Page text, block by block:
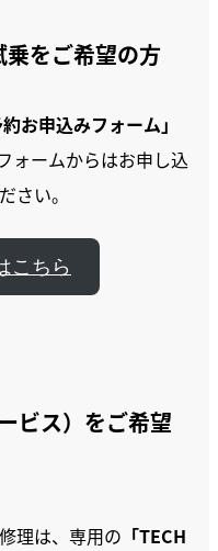
をご希望の方
お申込みフォーム」
ォームからはお申し込
さい。
こちら
ビス）をご希望
理は、専用の 「TECH